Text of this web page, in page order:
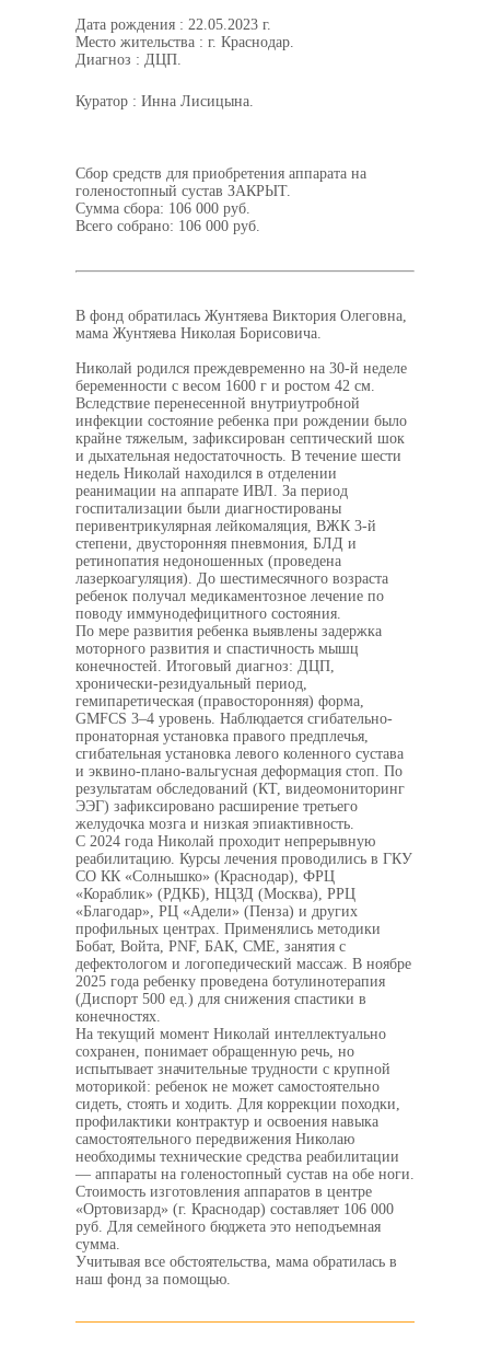
Дата рождения : 22.05.2023 г.
Место жительства : г. Краснодар.
Диагноз : ДЦП.
Куратор : Инна Лисицына.
Сбор средств для приобретения аппарата на
голеностопный сустав ЗАКРЫТ.
Сумма сбора: 106 000 руб.
Всего собрано: 106 000 руб.
В фонд обратилась Жунтяева Виктория Олеговна,
мама Жунтяева Николая Борисовича.
Николай родился преждевременно на 30-й неделе
беременности с весом 1600 г и ростом 42 см.
Вследствие перенесенной внутриутробной
инфекции состояние ребенка при рождении было
крайне тяжелым, зафиксирован септический шок
и дыхательная недостаточность. В течение шести
недель Николай находился в отделении
реанимации на аппарате ИВЛ. За период
госпитализации были диагностированы
перивентрикулярная лейкомаляция, ВЖК 3-й
степени, двусторонняя пневмония, БЛД и
ретинопатия недоношенных (проведена
лазеркоагуляция). До шестимесячного возраста
ребенок получал медикаментозное лечение по
поводу иммунодефицитного состояния.
По мере развития ребенка выявлены задержка
моторного развития и спастичность мышц
конечностей. Итоговый диагноз: ДЦП,
хронически-резидуальный период,
гемипаретическая (правосторонняя) форма,
GMFCS 3–4 уровень. Наблюдается сгибательно-
пронаторная установка правого предплечья,
сгибательная установка левого коленного сустава
и эквино-плано-вальгусная деформация стоп. По
результатам обследований (КТ, видеомониторинг
ЭЭГ) зафиксировано расширение третьего
желудочка мозга и низкая эпиактивность.
С 2024 года Николай проходит непрерывную
реабилитацию. Курсы лечения проводились в ГКУ
СО КК «Солнышко» (Краснодар), ФРЦ
«Кораблик» (РДКБ), НЦЗД (Москва), РРЦ
«Благодар», РЦ «Адели» (Пенза) и других
профильных центрах. Применялись методики
Бобат, Войта, PNF, БАК, СМЕ, занятия с
дефектологом и логопедический массаж. В ноябре
2025 года ребенку проведена ботулинотерапия
(Диспорт 500 ед.) для снижения спастики в
конечностях.
На текущий момент Николай интеллектуально
сохранен, понимает обращенную речь, но
испытывает значительные трудности с крупной
моторикой: ребенок не может самостоятельно
сидеть, стоять и ходить. Для коррекции походки,
профилактики контрактур и освоения навыка
самостоятельного передвижения Николаю
необходимы технические средства реабилитации
— аппараты на голеностопный сустав на обе ноги.
Стоимость изготовления аппаратов в центре
«Ортовизард» (г. Краснодар) составляет 106 000
руб. Для семейного бюджета это неподъемная
сумма.
Учитывая все обстоятельства, мама обратилась в
наш фонд за помощью.